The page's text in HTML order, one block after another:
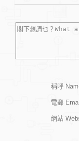
稱呼
電郵
網站